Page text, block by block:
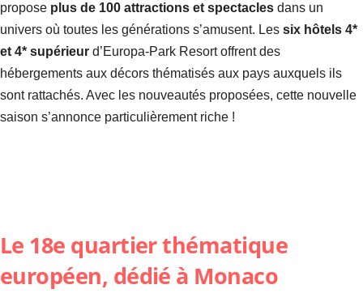
propose plus de 100 attractions et spectacles dans un
univers où toutes les générations s’amusent. Les six hôtels 4*
et 4* supérieur d’Europa-Park Resort offrent des
hébergements aux décors thématisés aux pays auxquels ils
sont rattachés. Avec les nouveautés proposées, cette nouvelle
saison s’annonce particulièrement riche !
Le 18e quartier thématique
européen, dédié à Monaco